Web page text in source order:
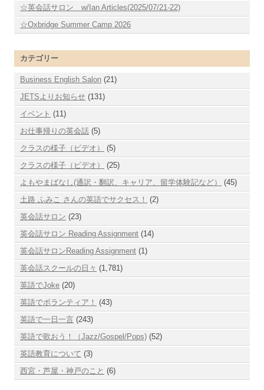
☆英会話サロン w/Ian Articles(2025/07/21-22)
☆Oxbridge Summer Camp 2026
カテゴリー
Business English Salon (21)
JETSよりお知らせ (131)
イベント (11)
お仕事帰りの英会話 (5)
クラスの様子（ビデオ）
(5)
クラスの様子（ビデオ）
(25)
よもやまばなし(通訳・翻訳、キャリア、留学体験記など）
(45)
土路 ふみこ さんの英語でサクセス！
(2)
英会話サロン (23)
英会話サロン Reading Assignment (14)
英会話サロンReading Assignment (1)
英会話スクールの日々 (1,781)
英語でJoke (20)
英語でボランティア！
(43)
英語で一日一言 (243)
英語で歌おう！（Jazz/Gospel/Pops) (52)
英語教育について (3)
西宮・芦屋・神戸のこと (6)